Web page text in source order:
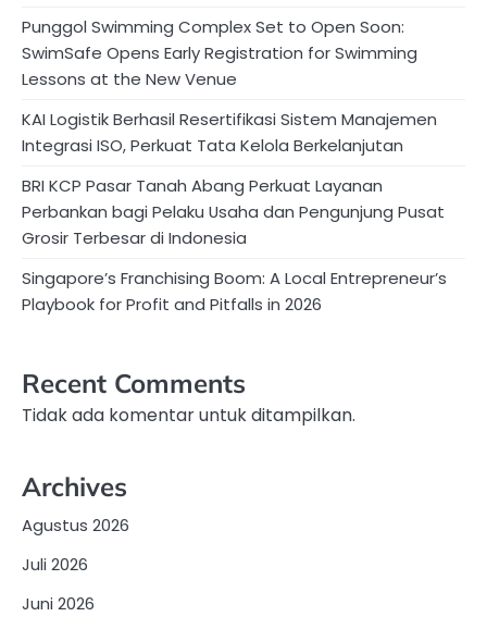
Punggol Swimming Complex Set to Open Soon:
SwimSafe Opens Early Registration for Swimming
Lessons at the New Venue
KAI Logistik Berhasil Resertifikasi Sistem Manajemen
Integrasi ISO, Perkuat Tata Kelola Berkelanjutan
BRI KCP Pasar Tanah Abang Perkuat Layanan
Perbankan bagi Pelaku Usaha dan Pengunjung Pusat
Grosir Terbesar di Indonesia
Singapore’s Franchising Boom: A Local Entrepreneur’s
Playbook for Profit and Pitfalls in 2026
Recent Comments
Tidak ada komentar untuk ditampilkan.
Archives
Agustus 2026
Juli 2026
Juni 2026